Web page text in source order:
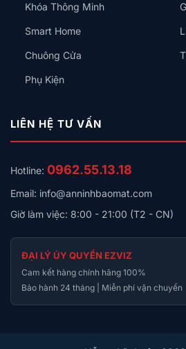
Kết nối
WiFi 2.4GHz
Lưu trữ
microSD đến 256GB /
Âm thanh
2 chiều
Nguồn
Phân phối chính hãng EZVIZ
hãng, đầy đủ hộp phụ kiện
Bảo hành 24 tháng– đổi mới
phần cứng
Miễn phí lắp đặt tại Hà Nội–
Tư vấn chuyên sâu miễn phí
ninh gia đình, không chỉ bán
Hỗ trợ kỹ thuật trọn đời– hỗ
Liên hệ tư vấn miễn phí:
Khóa Thông Minh
Smart Home
Chuông Cửa
Phụ Kiện
LIÊN HỆ TƯ VẤN
Hotline: 0962.55.13.18
Email: info@anninhbaomat.com
Giờ làm việc: 8:00 - 21:00 (T2 - CN)
ĐẠI LÝ ỦY QUYỀN EZVIZ
Cam kết hàng chính hãng 100%
Bảo hành 24 tháng | Miễn phí vận chuyển